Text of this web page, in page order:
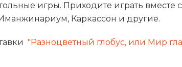
игры. Приходите играть
Каркассон и другие.
"Разноцветный глобус, или Мир